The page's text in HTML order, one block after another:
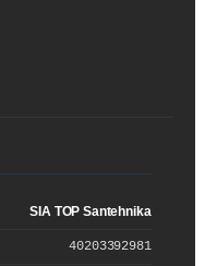
SIA TOP Santehnika
40203392981